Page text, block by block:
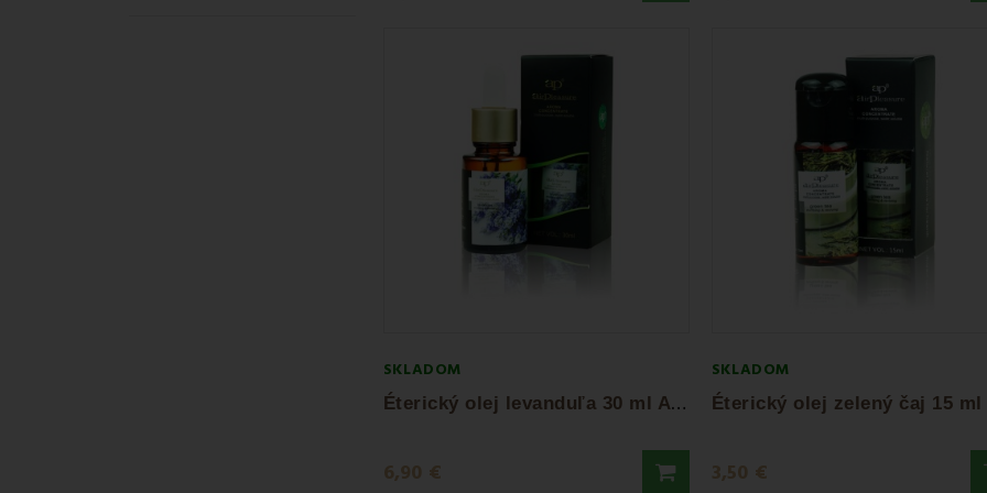
SKLADOM
É
terický olej levanduľa 30 ml AirPleasure
6,90 €
SKLADOM
3,50 €